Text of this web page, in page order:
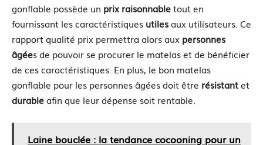
gonflable possède un prix raisonnabletout en
fournissant les caractéristiques utilesaux utilisateurs. Ce
rapport qualité prix permettra alors aux personnes
âgées de pouvoir se procurer le matelas et de bénéficier
de ces caractéristiques. En plus, le bon matelas
gonflable pour les personnes âgées doit être résistantet
durableafin que leur dépense soit rentable.
Laine bouclée : la tendance cocooning pour un